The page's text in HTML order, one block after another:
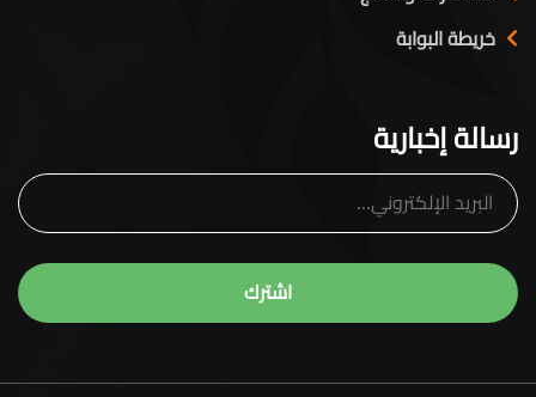
خريطة البوابة
رسالة إخبارية